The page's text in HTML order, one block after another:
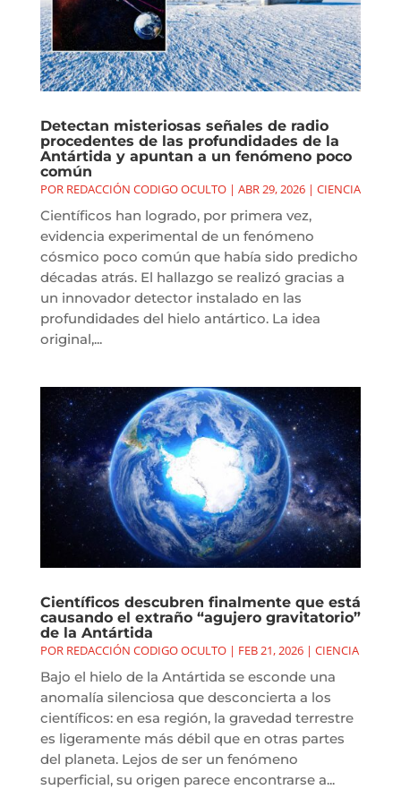
Detectan misteriosas señales de radio
procedentes de las profundidades de la
Antártida y apuntan a un fenómeno poco
común
POR REDACCIÓN CODIGO OCULTO| ABR 29, 2026| CIENCIA
Científicos han logrado, por primera vez,
evidencia experimental de un fenómeno
cósmico poco común que había sido predicho
décadas atrás. El hallazgo se realizó gracias a
un innovador detector instalado en las
profundidades del hielo antártico. La idea
original,...
Científicos descubren finalmente que está
causando el extraño “agujero gravitatorio”
de la Antártida
POR REDACCIÓN CODIGO OCULTO| FEB 21, 2026| CIENCIA
Bajo el hielo de la Antártida se esconde una
anomalía silenciosa que desconcierta a los
científicos: en esa región, la gravedad terrestre
es ligeramente más débil que en otras partes
del planeta. Lejos de ser un fenómeno
superficial, su origen parece encontrarse a...